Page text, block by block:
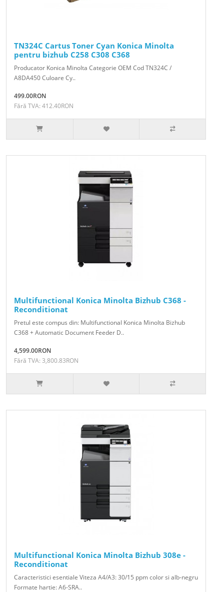
TN324C Cartus Toner Cyan Konica Minolta
pentru bizhub C258 C308 C368
Producator Konica Minolta Categorie OEM Cod TN324C /
A8DA450 Culoare Cy..
499.00RON
Fără TVA: 412.40RON
Multifunctional Konica Minolta Bizhub C368 -
Reconditionat
Pretul este compus din: Multifunctional Konica Minolta Bizhub
C368 + Automatic Document Feeder D..
4,599.00RON
Fără TVA: 3,800.83RON
Multifunctional Konica Minolta Bizhub 308e -
Reconditionat
Caracteristici esentiale Viteza A4/A3: 30/15 ppm color si alb-negru
Formate hartie: A6-SRA..